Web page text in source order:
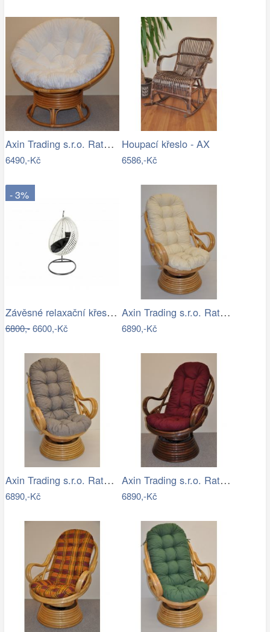
Axin Trading s.r.o. Ratanový papasan…
6490,-Kč
Houpací křeslo - AX
6586,-Kč
- 3%
Závěsné relaxační křeslo CANDY
6800,-6600,-Kč
Axin Trading s.r.o. Ratanové houpací…
6890,-Kč
Axin Trading s.r.o. Ratanové houpací…
6890,-Kč
Axin Trading s.r.o. Ratanové houpací…
6890,-Kč